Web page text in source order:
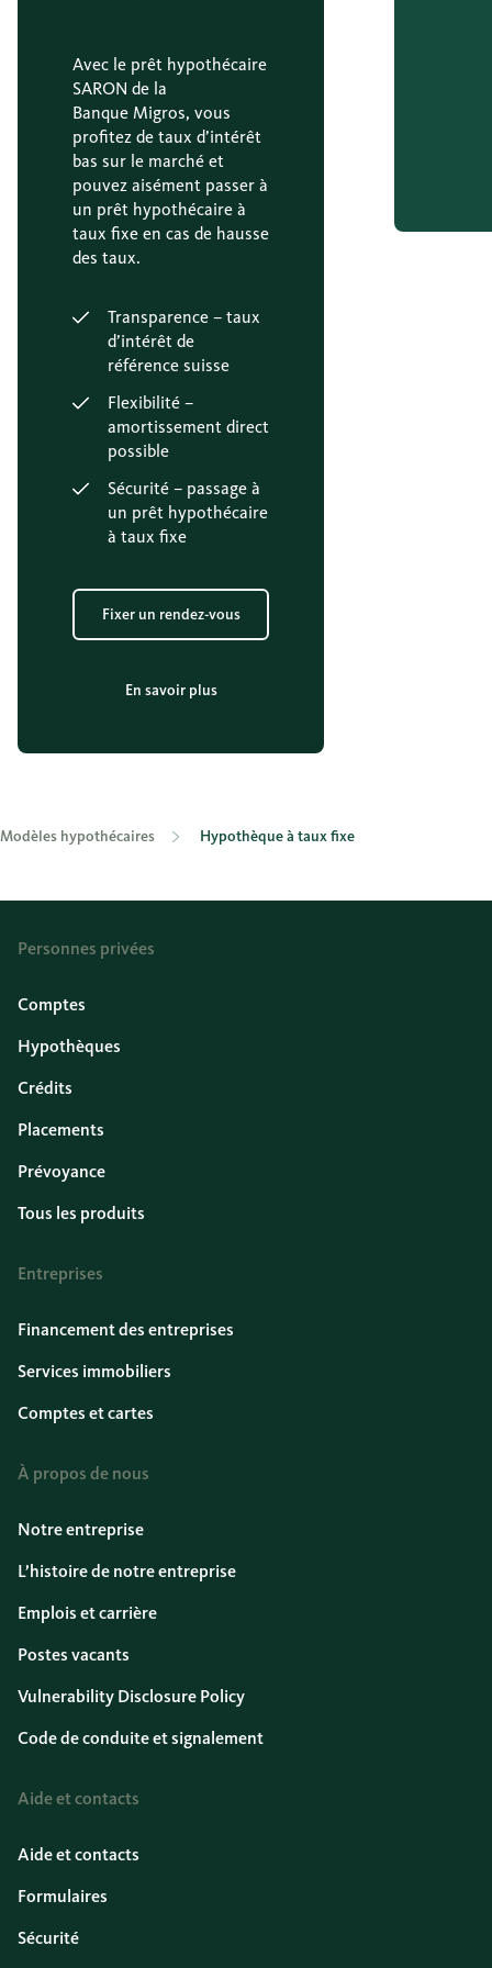
Avec le prêt hypothécaire
SARON de la
Banque Migros, vous
profitez de taux d’intérêt
bas sur le marché et
pouvez aisément passer à
un prêt hypothécaire à
taux fixe en cas de hausse
des taux.
Transparence – taux
d’intérêt de
référence suisse
Flexibilité –
amortissement direct
possible
Sécurité – passage à
un prêt hypothécaire
à taux fixe
Fixer un rendez-vous
En savoir plus
Modèles hypothécaires Hypothèque à taux fixe
Personnes privées
Comptes
Hypothèques
Crédits
Placements
Prévoyance
Tous les produits
Entreprises
Financement des entreprises
Services immobiliers
Comptes et cartes
À propos de nous
Notre entreprise
L’histoire de notre entreprise
Emplois et carrière
Postes vacants
Vulnerability Disclosure Policy
Code de conduite et signalement
Aide et contacts
Aide et contacts
Formulaires
Sécurité